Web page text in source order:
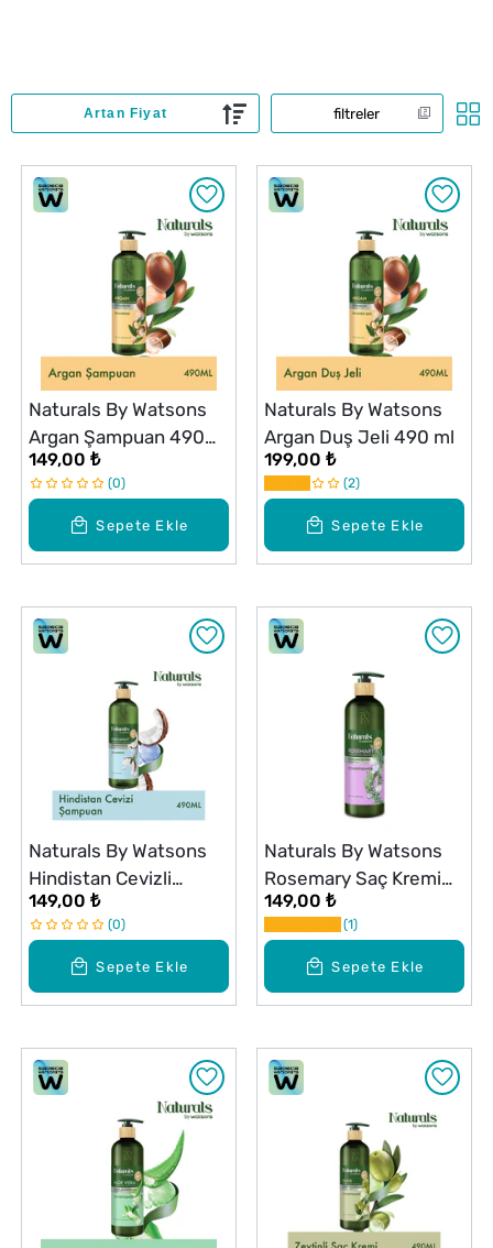
filtreler
Sepete Ekle
Naturals By Watsons
Argan Şampuan 490
ml
149,00 ₺
0
Sepete Ekle
Naturals By Watsons
Argan Duş Jeli 490 ml
199,00 ₺
2
Sepete Ekle
Naturals By Watsons
Hindistan Cevizli
Şampuan 490 ml
149,00 ₺
0
Sepete Ekle
Naturals By Watsons
Rosemary Saç Kremi
490 ml
149,00 ₺
1